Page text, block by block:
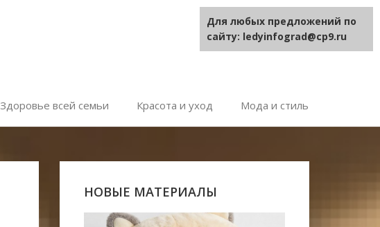
Здоровье всей семьи Красота и уход Мода и стиль
НОВЫЕ МАТЕРИАЛЫ
Для любых предложений по
сайту: ledyinfograd@cp9.ru